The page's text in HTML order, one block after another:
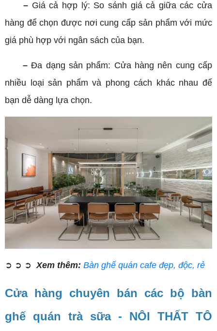
– Giá cả hợp lý: So sánh giá cả giữa các cửa
hàng để chọn được nơi cung cấp sản phẩm với mức
giá phù hợp với ngân sách của bạn.
–Đa dạng sản phẩm: Cửa hàng nên cung cấp
nhiều loại sản phẩm và phong cách khác nhau để
bạn dễ dàng lựa chọn.
➲ ➲ ➲ Xem thêm: Bàn ghế quán cafe đẹp, độc, rẻ
Cửa hàng chuyên bán các bộ bàn
ghế quán trà sữa - NÔI THẤT TÔ